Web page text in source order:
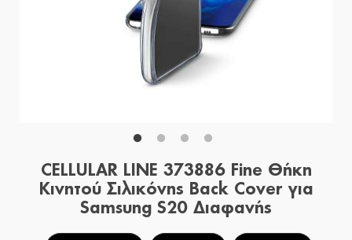
CELLULAR LINE 373886 Fine Θήκη
Κινητού Σιλικόνης Back Cover για
Samsung S20 Διαφανής